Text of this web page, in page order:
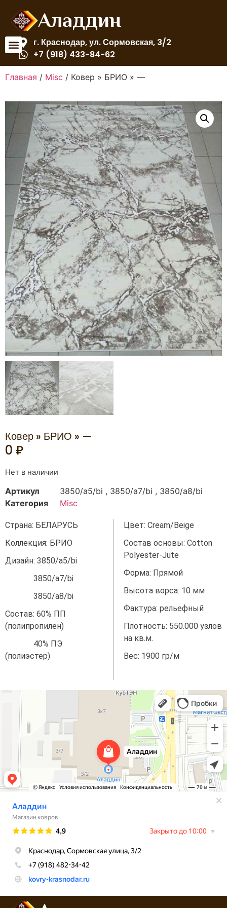
Аладдин
г. Краснодар, ул. Сормовская, 3/2
+7 (918) 433-84-62
Главная / Misc / Ковер » БРИО » —
Ковер » БРИО » —
0 ₽
Нет в наличии
Артикул
3850/а5/bi , 3850/а7/bi , 3850/а8/bi
Категория
Misc
Страна: БЕЛАРУСЬ
Коллекция: БРИО
Дизайн: 3850/а5/bi
3850/а7/bi
3850/а8/bi
Состав: 60% ПП
(полипропилен)
40% ПЭ
(полиэстер)
Цвет: Cream/Beige
Состав основы: Cotton
Polyester-Jute
Форма: Прямой
Высота ворса: 10 мм
Фактура: рельефный
Плотность: 550.000 узлов
на кв.м.
Вес: 1900 гр/м